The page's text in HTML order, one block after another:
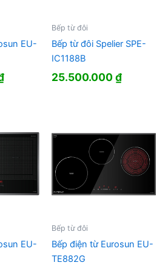
EU-
Bếp từ đôi
Bếp từ đôi Spelier SPE-
IC1188B
25.500.000₫
EU-
Bếp từ đôi
Bếp điện từ Eurosun EU-
TE882G